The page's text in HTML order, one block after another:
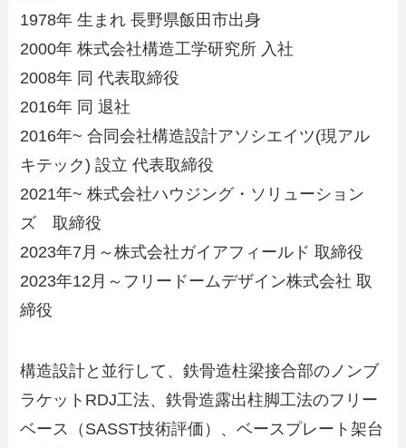
1978年 生まれ 長野県飯田市出身
2000年 株式会社構造工学研究所 入社
2008年 同 代表取締役
2016年 同 退社
2016年~ 合同会社構造設計アソシエイツ(現アル
キテック) 設立 代表取締役
2021年~ 株式会社ハウジング・ソリューション
ズ 取締役
2023年7月～株式会社ガイアフィールド 取締役
2023年12月～フリードームデザイン株式会社 取
締役
構造設計と並行して、鉄骨造柱梁接合部のノンブ
ラケットRDJ工法、鉄骨造露出柱脚工法のフリー
ベース（SASST技術評価）、ベースプレート架台